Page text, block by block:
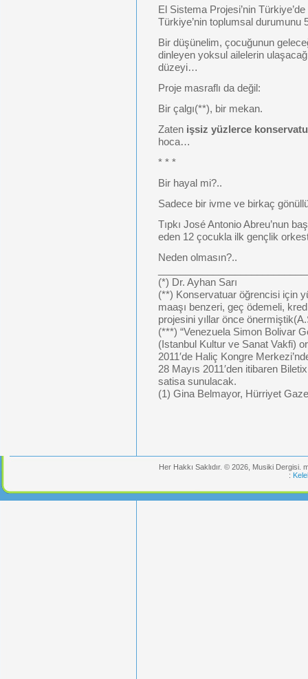
El Sistema Projesi’nin
Türkiye’nin toplumsal durumunu
Bir düşünelim, çocuğunun
dinleyen yoksul ailelerin
düzeyi…
Proje masraflı da değil:
Bir çalgı(**), bir mekan.
Zaten işsiz yüzlerce
hoca…
* * *
Bir hayal mi?..
Sadece bir ivme ve birkaç
Tıpkı José Antonio Abreu’nun
eden 12 çocukla ilk gençlik
Neden olmasın?..
(*) Dr. Ayhan Sarı
(**) Konservatuar öğrencisi için
maaşı benzeri, geç ödemeli,
projesini yıllar önce
(***) “Venezuela Simon Bolivar
(Istanbul Kultur ve Sanat Vakfi)
2011′de Haliç Kongre
28 Mayıs 2011′den itibaren
satisa sunulacak.
(1) Gina Belmayor, Hürriyet
Her Hakkı Saklıdır. © 2026, Musiki
: